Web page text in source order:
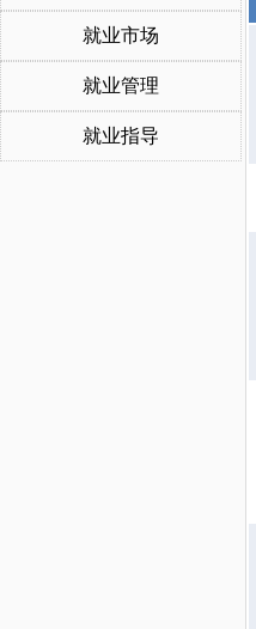
就业市场
就业管理
就业指导